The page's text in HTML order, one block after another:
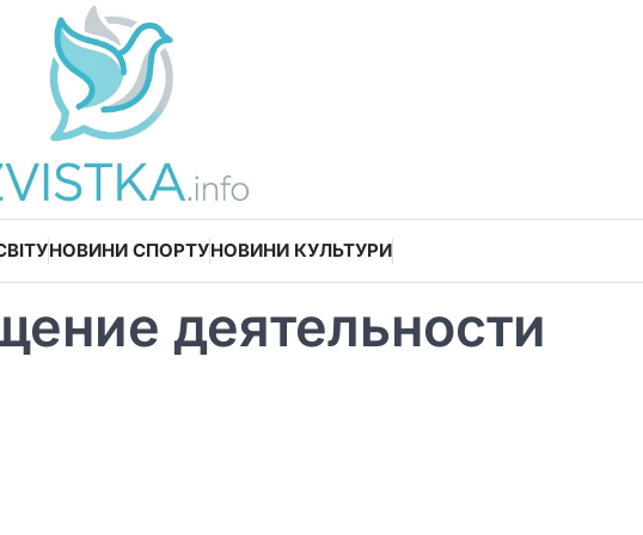
НОВИНИ СПОРТУНОВИНИ КУЛЬТУРИ
деятельности